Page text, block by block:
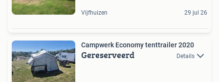
Vijfhuizen 29 jul 26
Campwerk Economy tenttrailer 2020
Gereserveerd Details